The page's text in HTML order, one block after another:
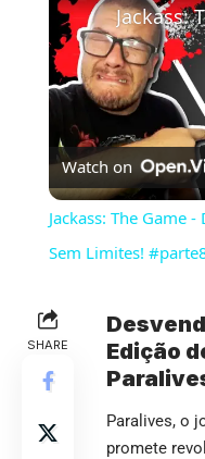
Watch on
Jackass: The Game
Sem Limites!
SHARE
Edição
Paralives, o
promete